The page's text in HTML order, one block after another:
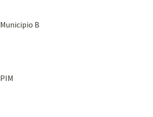
Municipio B
PIM